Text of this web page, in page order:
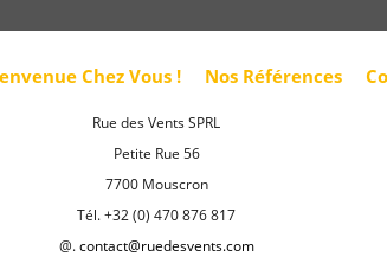
Chez Vous ! Nos Références
Rue des Vents SPRL
Petite Rue 56
7700 Mouscron
Tél. +32 (0) 470 876 817
@.contact@ruedesvents.com